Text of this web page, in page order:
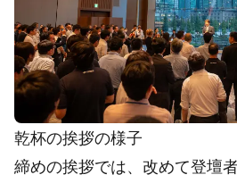
乾杯の挨拶の様子
締めの挨拶では、改めて登壇